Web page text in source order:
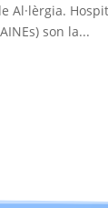
Al·lèrgia.
son la...